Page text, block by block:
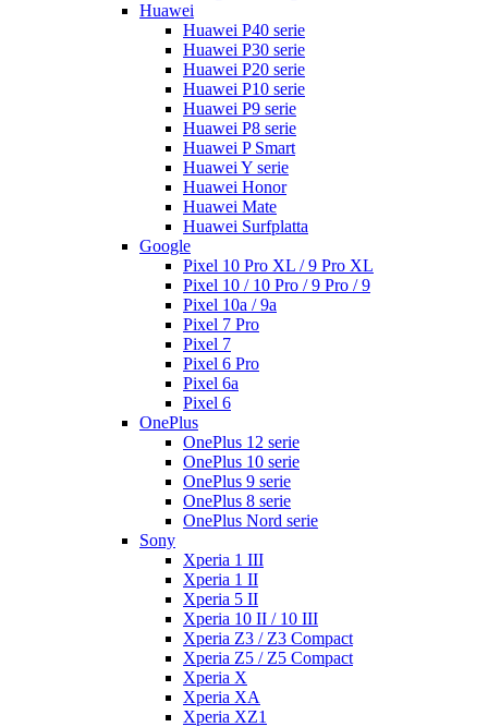
Huawei
Huawei P40 serie
Huawei P30 serie
Huawei P20 serie
Huawei P10 serie
Huawei P9 serie
Huawei P8 serie
Huawei P Smart
Huawei Y serie
Huawei Honor
Huawei Mate
Huawei Surfplatta
Google
Pixel 10 Pro XL / 9 Pro XL
Pixel 10 / 10 Pro / 9 Pro / 9
Pixel 10a / 9a
Pixel 7 Pro
Pixel 7
Pixel 6 Pro
Pixel 6a
Pixel 6
OnePlus
OnePlus 12 serie
OnePlus 10 serie
OnePlus 9 serie
OnePlus 8 serie
OnePlus Nord serie
Sony
Xperia 1 III
Xperia 1 II
Xperia 5 II
Xperia 10 II / 10 III
Xperia Z3 / Z3 Compact
Xperia Z5 / Z5 Compact
Xperia X
Xperia XA
Xperia XZ1